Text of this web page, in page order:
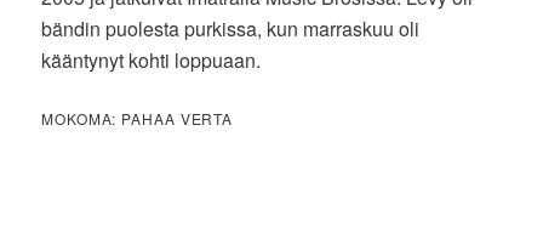
bändin puolesta purkissa, kun marraskuu oli
kääntynyt kohti loppuaan.
MOKOMA: PAHAA VERTA